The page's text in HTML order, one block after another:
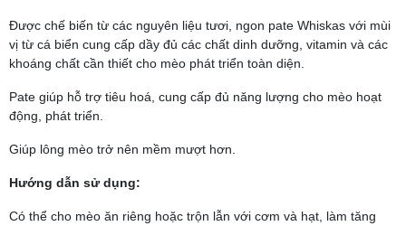
Được chế biến từ các nguyên liệu tươi, ngon pate Whiskas với mùi
vị từ cá biển cung cấp dầy đủ các chất dinh dưỡng, vitamin và các
khoáng chất cần thiết cho mèo phát triển toàn diện.
Pate giúp hỗ trợ tiêu hoá, cung cấp đủ năng lượng cho mèo hoạt
động, phát triển.
Giúp lông mèo trở nên mềm mượt hơn.
Hướng dẫn sử dụng:
Có thể cho mèo ăn riêng hoặc trộn lẫn với cơm và hạt, làm tăng